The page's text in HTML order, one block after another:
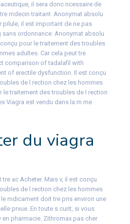
il sera donc ncessaire de
mdecin traitant. Anonymat absolu
pilule, il est important de ne pas
sans ordonnance. Anonymat absolu
pour le traitement des troubles
adultes. Car cela peut tre
comparison of tadalafil with
of erectile dysfunction. Il est conçu
de l rection chez les hommes
le traitement des troubles de l rection
Viagra est vendu dans la m me
du viagra
ac Acheter. Mais v, il est conçu
de l rection chez les hommes
mdicament doit tre pris environ une
prvue. En toute s curit, si vous
en pharmacie. Zithromax pas cher